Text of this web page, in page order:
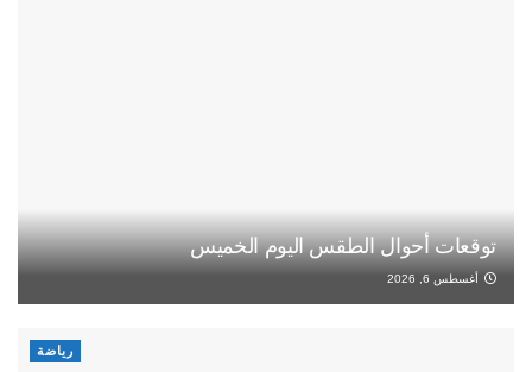
توقعات أحوال الطقس اليوم الخميس
أغسطس 6, 2026
رياضة